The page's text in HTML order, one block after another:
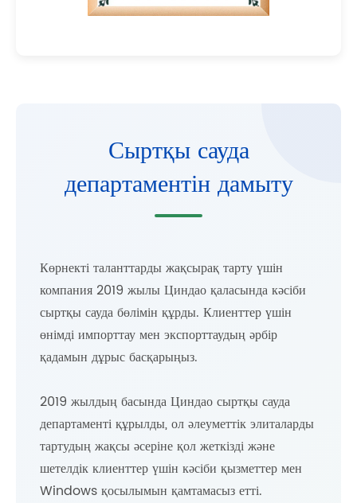
Сыртқы сауда
департаментін дамыту
Көрнекті таланттарды жақсырақ тарту үшін
компания 2019 жылы Циндао қаласында кәсіби
сыртқы сауда бөлімін құрды. Клиенттер үшін
өнімді импорттау мен экспорттаудың әрбір
қадамын дұрыс басқарыңыз.
2019 жылдың басында Циндао сыртқы сауда
департаменті құрылды, ол әлеуметтік элиталарды
тартудың жақсы әсеріне қол жеткізді және
шетелдік клиенттер үшін кәсіби қызметтер мен
Windows қосылымын қамтамасыз етті.